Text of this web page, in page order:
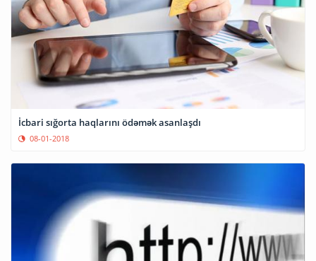
İcbari sığorta haqlarını ödəmək asanlaşdı
08-01-2018